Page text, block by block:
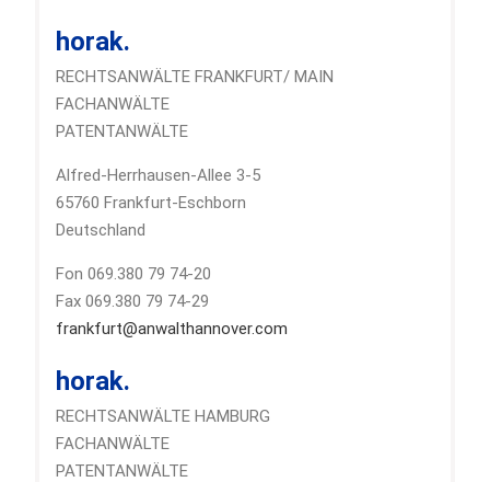
horak.
RECHTSANWÄLTE FRANKFURT/ MAIN
FACHANWÄLTE
PATENTANWÄLTE
Alfred-Herrhausen-Allee 3-5
65760 Frankfurt-Eschborn
Deutschland
Fon 069.380 79 74-20
Fax 069.380 79 74-29
frankfurt@anwalthannover.com
horak.
RECHTSANWÄLTE HAMBURG
FACHANWÄLTE
PATENTANWÄLTE